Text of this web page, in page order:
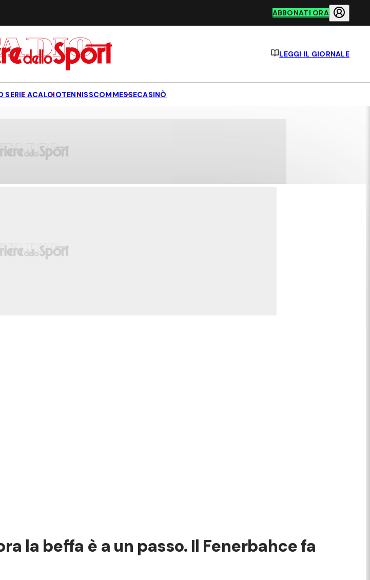
ABBONATI ORA
LEGGI IL GIORNALE
SERIE ACALCIOTENNISSCOMMESSECASINÒ
la beffa è a un passo. Il Fenerbahce fa